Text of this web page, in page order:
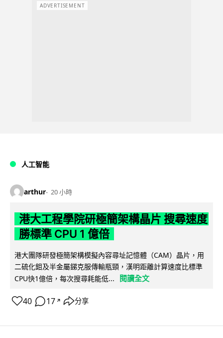
ADVERTISEMENT
人工智能
arthur 20 小時
港大工程學院研極簡架構晶片 搜尋速度
勝標準 CPU 1 億倍
港大團隊研發極簡架構模擬內容尋址記憶體（CAM）晶片，用
二硫化鉬及半金屬銻克服傳輸瓶頸，漢明距離計算速度比標準
CPU快1億倍，每次搜尋耗能低...
閱讀全文
40 17 ↗ 分享